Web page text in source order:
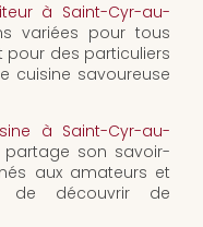
à Saint-Cyr-au-
variées pour tous
pour des particuliers
cuisine savoureuse
à Saint-Cyr-au-
partage son savoir-
aux amateurs et
de découvrir de